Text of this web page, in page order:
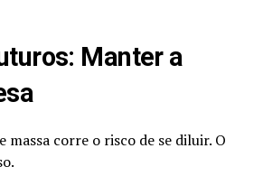
Manter a
massa corre o risco de se diluir. O